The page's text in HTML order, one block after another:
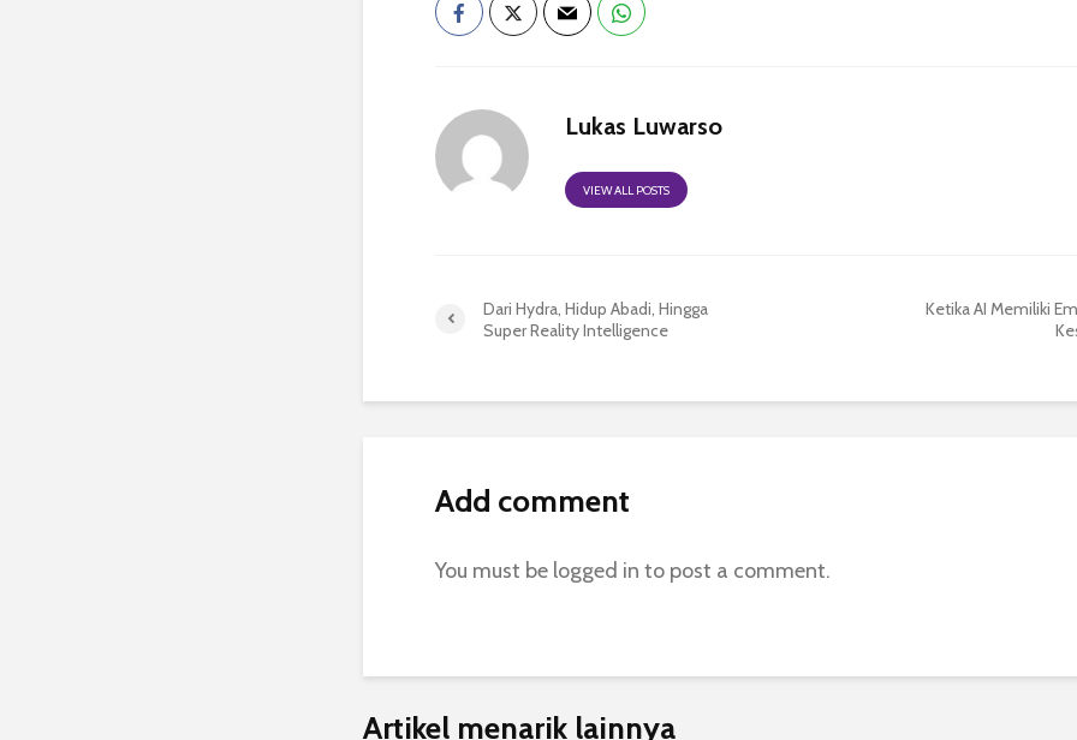
Lukas Luwarso
VIEW ALL POSTS
Dari Hydra, Hidup Abadi, Hingga
Super Reality Intelligence
Ketika AI Memiliki
Add comment
You must be logged in to post a comment.
Artikel menarik lainnya